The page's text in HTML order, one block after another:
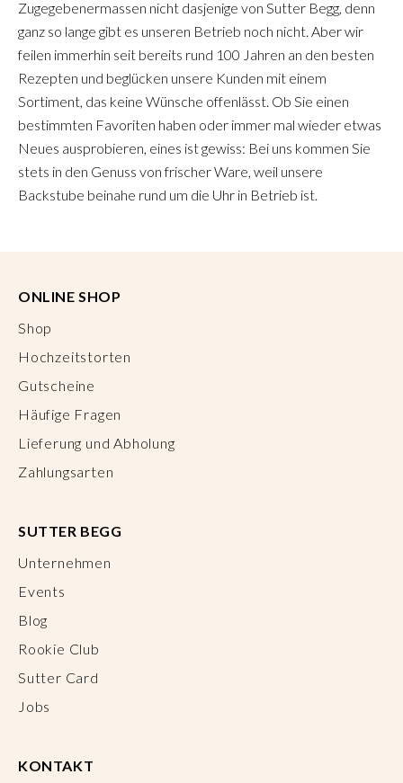
Zugegebenermassen nicht dasjenige von Sutter Begg, denn
ganz so lange gibt es unseren Betrieb noch nicht. Aber wir
feilen immerhin seit bereits rund 100 Jahren an den besten
Rezepten und beglücken unsere Kunden mit einem
Sortiment, das keine Wünsche offenlässt. Ob Sie einen
bestimmten Favoriten haben oder immer mal wieder etwas
Neues ausprobieren, eines ist gewiss: Bei uns kommen Sie
stets in den Genuss von frischer Ware, weil unsere
Backstube beinahe rund um die Uhr in Betrieb ist.
ONLINE SHOP
Shop
Hochzeitstorten
Gutscheine
Häufige Fragen
Lieferung und Abholung
Zahlungsarten
SUTTER BEGG
Unternehmen
Events
Blog
Rookie Club
Sutter Card
Jobs
KONTAKT